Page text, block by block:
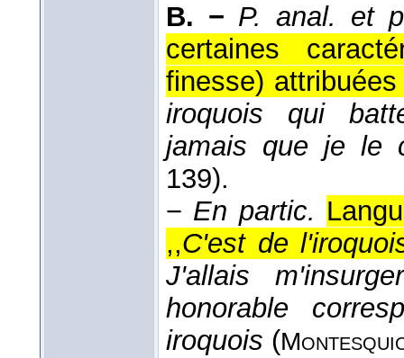
B. − P. anal. et
certaines
finesse)
iroquois qui
jamais que je le
139).
− En partic.
,,C'est de
J'allais
honorable
iroquois (